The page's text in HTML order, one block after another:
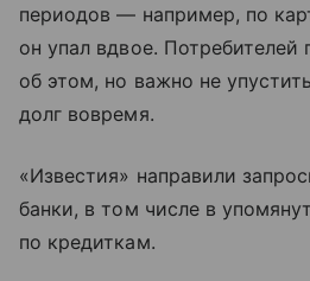
периодов — например, по
он упал вдвое.
об этом, но важно не
долг вовремя.
«Известия» направили
банки, в том числе в
по кредиткам.